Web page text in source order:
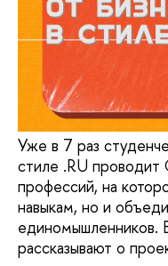
Уже в 7 раз
стиле .RU
профессий, на
навыкам, но и
единомышленников.
рассказывают о